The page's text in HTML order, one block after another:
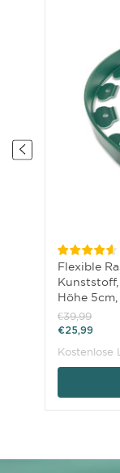
Flexible
Höhe
€39,99
€25,99
Kostenlose